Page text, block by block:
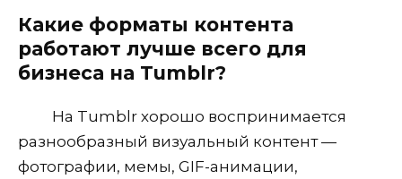
Какие форматы контента
работают лучше всего для
бизнеса на Tumblr?
На Tumblr хорошо воспринимается
разнообразный визуальный контент —
фотографии, мемы, GIF-анимации,